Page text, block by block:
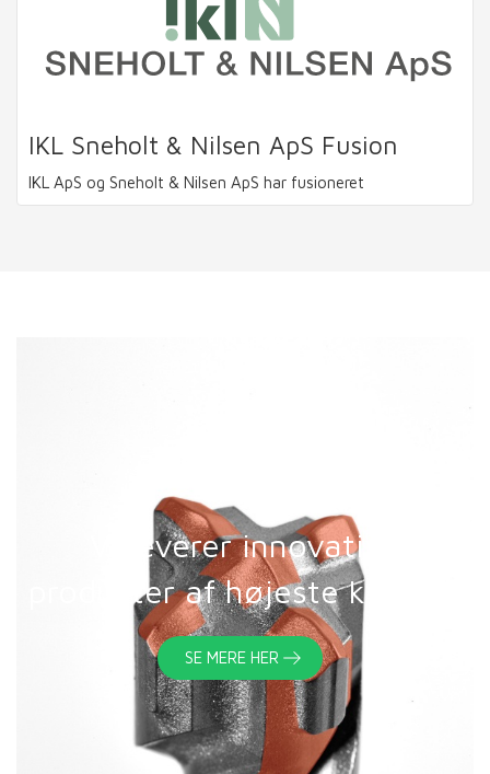
IKL Sneholt & Nilsen ApS Fusion
IKL ApS og Sneholt & Nilsen ApS har fusioneret
Vi leverer innovative
produkter af højeste kvalitet
SE MERE HER